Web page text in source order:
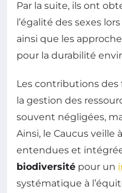
Par la suite, ils ont
l’égalité des sexes
ainsi que les
pour la durabilité
Les contributions des
la gestion des
souvent négligées,
Ainsi, le Caucus veille
entendues et
biodiversité pour un
systématique à